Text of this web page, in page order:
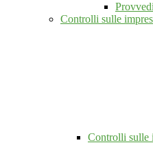
Controlli sulle
Controlli sulle